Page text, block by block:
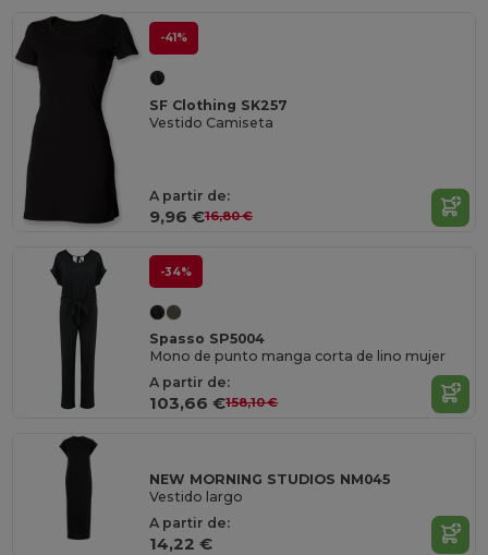
-41%
SF Clothing SK257
Vestido Camiseta
A partir de:
9,96 €16,80 €
-34%
Spasso SP5004
Mono de punto manga corta de lino mujer
A partir de:
103,66 €158,10 €
NEW MORNING STUDIOS NM045
Vestido largo
A partir de:
14,22 €